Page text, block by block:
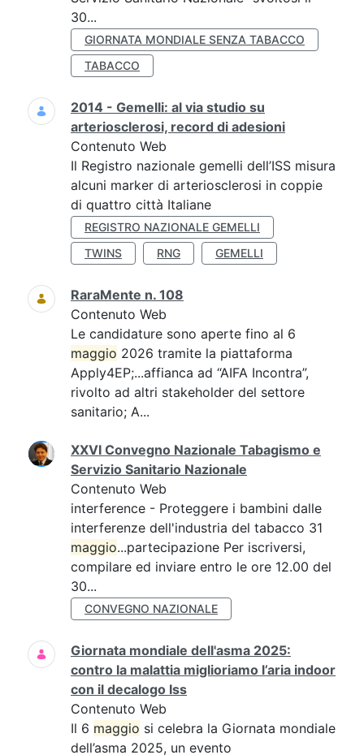
30...
GIORNATA MONDIALE SENZA TABACCO
TABACCO
2014 - Gemelli: al via studio su
arteriosclerosi, record di adesioni
Contenuto Web
Il Registro nazionale gemelli dell’ISS misura
alcuni marker di arteriosclerosi in coppie
di quattro città Italiane
REGISTRO NAZIONALE GEMELLI
TWINS
RNG GEMELLI
RaraMente n. 108
Contenuto Web
Le candidature sono aperte fino al 6
maggio 2026 tramite la piattaforma
Apply4EP;...affianca ad “AIFA Incontra”,
rivolto ad altri stakeholder del settore
sanitario; A...
XXVI Convegno Nazionale Tabagismo e
Servizio Sanitario Nazionale
Contenuto Web
interference - Proteggere i bambini dalle
interferenze dell'industria del tabacco 31
maggio...partecipazione Per iscriversi,
compilare ed inviare entro le ore 12.00 del
30...
CONVEGNO NAZIONALE
Giornata mondiale dell'asma 2025:
contro la malattia miglioriamo l’aria indoor
con il decalogo Iss
Contenuto Web
Il 6 maggio si celebra la Giornata mondiale
dell’asma 2025, un evento